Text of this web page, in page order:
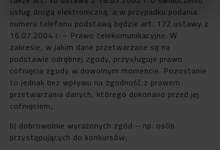
usług drogą elektroniczną, a w przypadku podania
numeru telefonu podstawą będzie art. 172 ustawy z
16.07.2004 r. – Prawo telekomunikacyjne. W
zakresie, w jakim dane przetwarzane są na
podstawie odrębnej zgody, przysługuje prawo
cofnięcia zgody w dowolnym momencie. Pozostanie
to jednak bez wpływu na zgodność z prawem
przetwarzania danych, którego dokonano przed jej
cofnięciem;
b) dobrowolnie wyrażonych zgód – np. osób
przystępujących do konkursów;